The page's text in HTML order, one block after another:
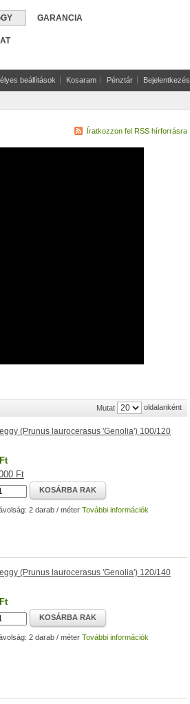
GARANCIA
beállítások Kosaram Pénztár Bejelentkezés
Íratkozzon fel RSS hírforrásra
Mutat oldalanként
(Prunus laurocerasus 'Genolia') 100/120
Ft
KOSÁRBA RAK
2 darab / méter További információk
(Prunus laurocerasus 'Genolia') 120/140
KOSÁRBA RAK
2 darab / méter További információk